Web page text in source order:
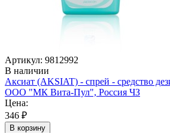
Артикул: 9812992
В наличии
Аксиат (AKSIAT) - спрей - средство
ООО "МК Вита-Пул", Россия ЧЗ
Цена:
346 ₽
В корзину